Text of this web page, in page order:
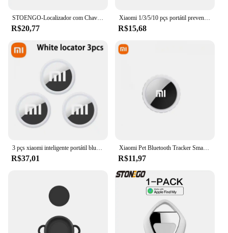
STOENGO-Localizador com Chaves do Finder, Funciona com Apple Find My App, Rastreador para Chaves Perdidas, Bolsas, Carteiras, Bagagem, Apenas para IOS
R$20,77
Xiaomi 1/3/5/10 pçs portátil prevenção de perda bluetooth 4.0 rastreador crianças pet carteira chave localizador gps rastreador mini localizador inteligente
R$15,68
3 pçs xiaomi inteligente portátil bluetooth rastreador chave localizador dispositivo compacto para chaves carteira animais de estimação itens de rastreamento de bagagem
R$37,01
Xiaomi Pet Bluetooth Tracker Smart Pet Dispositivo localizador Bluetooth para fácil rastreamento de animais de estimação e segurança leve à prova d'água
R$11,97